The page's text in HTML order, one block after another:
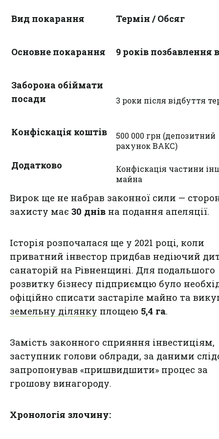
Вид покарання Термін / Обсяг
Основне покарання 9 років позбавлення
Заборона обіймати
посади
3 роки після відбуття
Конфіскація коштів
500 000 грн (депозитний
рахунок ВАКС)
Додатково
Конфіскація частини
майна
Вирок ще не набрав законної сили —
захисту має 30 днів на подання апеляції.
Історія розпочалася ще у 2021 році, коли
приватний інвестор придбав недіючий
санаторій на Рівненщині. Для подальшого
розвитку бізнесу підприємцю було
офіційно списати застаріле майно та
земельну ділянку площею 5,4 га.
Замість законного сприяння інвестиціям,
заступник голови облради, за даними
запропонував «пришвидшити» процес за
грошову винагороду.
Хронологія злочину: